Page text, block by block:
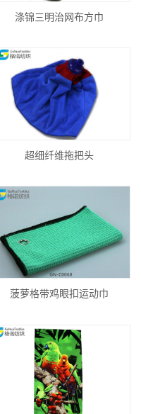
涤锦三明治网布方巾
超细纤维拖把头
菠萝格带鸡眼扣运动巾